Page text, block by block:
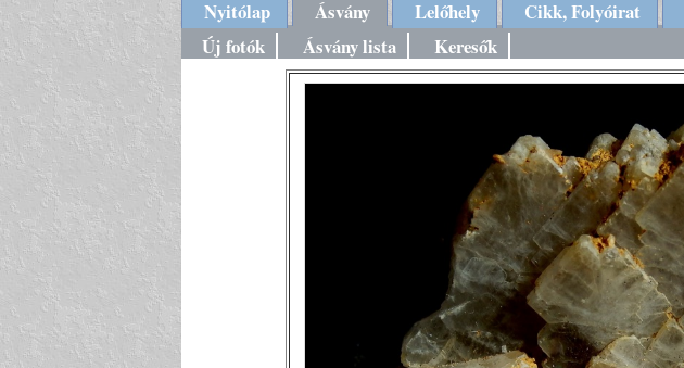
Nyitólap Ásvány Lelőhely Cikk, Folyóirat
Új fotók
Ásvány lista Keresők